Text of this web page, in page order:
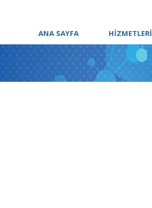
ANA SAYFA